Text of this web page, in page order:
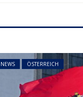
NEWS ÖSTERREICH